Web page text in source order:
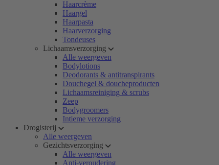
Haarcrème
Haargel
Haarpasta
Haarverzorging
Tondeuses
Lichaamsverzorging
Alle weergeven
Bodylotions
Deodorants & antitranspirants
Douchegel & doucheproducten
Lichaamsreiniging & scrubs
Zeep
Bodygroomers
Intieme verzorging
Drogisterij
Alle weergeven
Gezichtsverzorging
Alle weergeven
Anti-veroudering